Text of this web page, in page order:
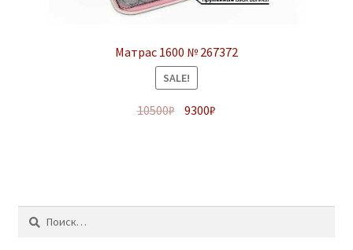
Матрас 1600 № 267372
SALE!
10500₽ 9300₽
Найти: